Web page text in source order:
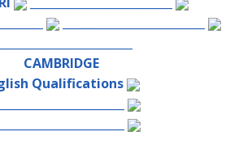
CAMBRIDGE
Qualifications